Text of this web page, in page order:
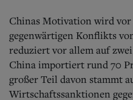
Chinas Motivation wird
gegenwärtigen Konflikts
reduziert vor allem auf
China importiert rund 70
großer Teil davon stammt
Wirtschaftssanktionen